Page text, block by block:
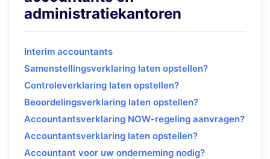
administratiekantoren
Interim accountants
Samenstellingsverklaring laten opstellen?
Controleverklaring laten opstellen?
Beoordelingsverklaring laten opstellen?
Accountantsverklaring NOW-regeling aanvragen?
Accountantsverklaring laten opstellen?
Accountant voor uw onderneming nodig?